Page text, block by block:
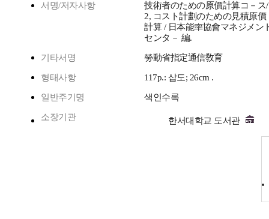
서명/저자사항
技術者のための原價計算コ－ス/
2, コスト計劃のための見積原價
計算 / 日本能率協會マネジメン
センタ－ 編.
기타서명 勞動省指定通信敎育
형태사항 117p.: 삽도; 26cm .
일반주기명 색인수록
소장기관 한서대학교 도서관